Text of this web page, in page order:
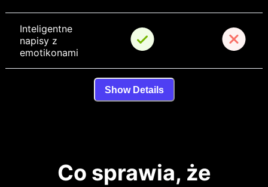
Inteligentne
napisy z
emotikonami
Show Details
Co sprawia, że